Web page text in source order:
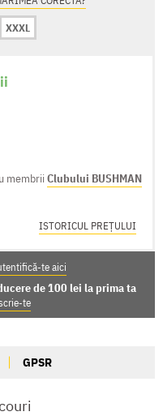
XXXL
membrii Clubului BUSHMAN
ISTORICUL PREȚULUI
te aici
de 100 lei la prima ta
te
GPSR